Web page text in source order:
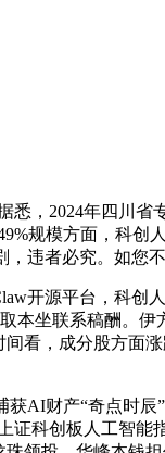
2024年四川省
规模方面，科
违者必究。如您
源平台，科创
坐联系稿酬。
看，成分股方面
财产“奇点时辰
科创板人工智